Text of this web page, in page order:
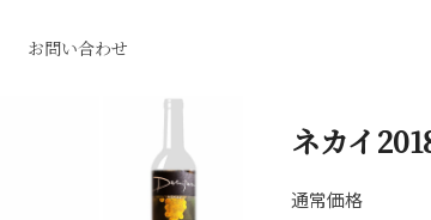
お問い合わせ
ネカイ
通常価格